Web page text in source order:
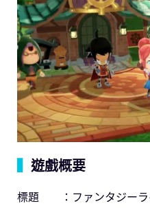
遊戲概要
標題 ：ファンタジーラ